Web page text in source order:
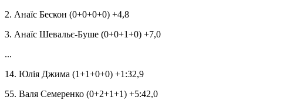
2. Анаїс Бескон (0+0+0+0) +4,8
3. Анаїс Шевальє-Буше (0+0+1+0) +7,0
...
14. Юлія Джима (1+1+0+0) +1:32,9
55. Валя Семеренко (0+2+1+1) +5:42,0